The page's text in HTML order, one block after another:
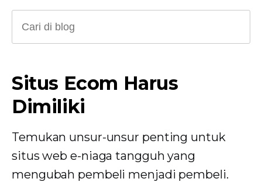
Situs Ecom Harus
Dimiliki
Temukan unsur-unsur penting untuk
situs web e-niaga tangguh yang
mengubah pembeli menjadi pembeli.